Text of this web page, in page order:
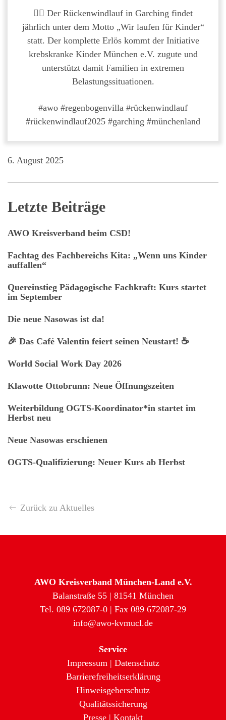
🏃‍♀️ Der Rückenwindlauf in Garching findet
jährlich unter dem Motto „Wir laufen für Kinder“
statt. Der komplette Erlös kommt der Initiative
krebskranke Kinder München e.V. zugute und
unterstützt damit Familien in extremen
Belastungssituationen.
#awo #regenbogenvilla #rückenwindlauf
#rückenwindlauf2025 #garching #münchenland
6. August 2025
Letzte Beiträge
AWO Kreisverband beim CSD!
Fachtag des Fachbereichs Kita: „Wenn uns Kinder
auffallen“
Quereinstieg Pädagogische Fachkraft: Kurs startet
im September
Die neue Nasowas ist da!
🎉 Das Café Valentin feiert seinen Neustart! ☕
World Social Work Day 2026
Klawotte Ottobrunn: Neue Öffnungszeiten
Weiterbildung OGTS-Koordinator*in startet im
Herbst neu
Neue Nasowas erschienen
OGTS-Qualifizierung: Neuer Kurs ab Herbst
Zurück zu Aktuelles
AWO Kreisverband München-Land e.V.
Balanstraße 55 | 81541 München
Tel. 089 672087-0 | Fax 089 672087-29
info@awo-kvmucl.de
Service
Impressum | Datenschutz
Barrierefreiheitserklärung
Hinweisgeberschutz
Qualitätssicherung
Presse | Kontakt